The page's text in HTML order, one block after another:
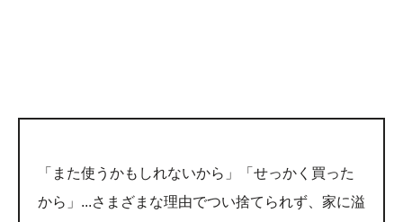
「また使うかもしれないから」「せっかく買った
から」...さまざまな理由でつい捨てられず、家に溢